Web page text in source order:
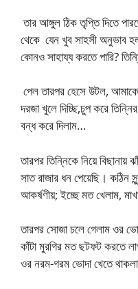
তার আঙ্গুল ঠিক তৃপ্তি দিতে
থেকে যেন খুব সাহসী অনুভাব
কোনও সাহায্য করতে পারি?
পেল তারপর হেসে উটল,
দরজা খুলে দিচ্ছি,চুপ করে
বন্ধ করে দিলাম…
তারপর তিন্নিকে নিয়ে
সাত রাজার ধন পেয়েছি।
আকর্ষণীয়; ইচ্ছে মত খেলাম,
তারপর সোজা চলে গেলাম ওর
কাঁটা মুরগির মত ছটফট করতে
ওর নরম-গরম ভোদা খেতে